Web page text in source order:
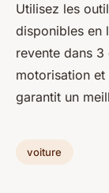
Utilisez les
disponibles en
revente dans
motorisation et
garantit un
voiture